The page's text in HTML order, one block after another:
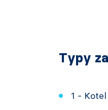
Typy
1 -